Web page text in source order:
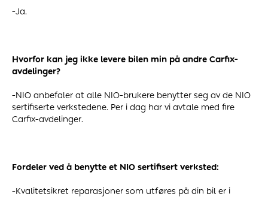
-Ja.
Hvorfor kan jeg ikke levere bilen min på andre Carfix-
avdelinger?
-NIO anbefaler at alle NIO-brukere benytter seg av de NIO
sertifiserte verkstedene. Per i dag har vi avtale med fire
Carfix-avdelinger.
Fordeler ved å benytte et NIO sertifisert verksted:
-Kvalitetsikret reparasjoner som utføres på din bil er i